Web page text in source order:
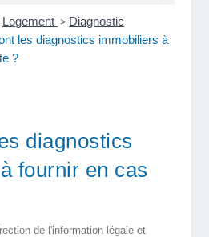
Logement > Diagnostic
les diagnostics immobiliers à
?
diagnostics
fournir en cas
de l'information légale et